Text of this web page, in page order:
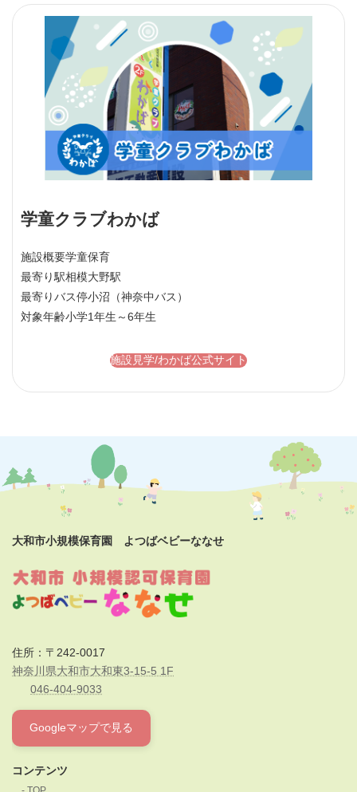
学童クラブわかば
施設概要学童保育
最寄り駅相模大野駅
最寄りバス停小沼（神奈中バス）
対象年齢小学1年生～6年生
施設見学/わかば公式サイト
大和市小規模保育園 よつばベビーななせ
住所：〒242-0017
神奈川県大和市大和東3-15-5 1F
046-404-9033
Googleマップで見る
コンテンツ